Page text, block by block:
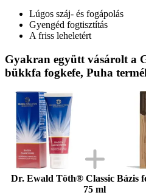
Lúgos száj- és fogápolás
Gyengéd fogtisztítás
A friss leheletért
Gyakran együtt vásárolt a
bükkfa fogkefe, Puha
Dr. Ewald Töth® Classic Bázis
75 ml